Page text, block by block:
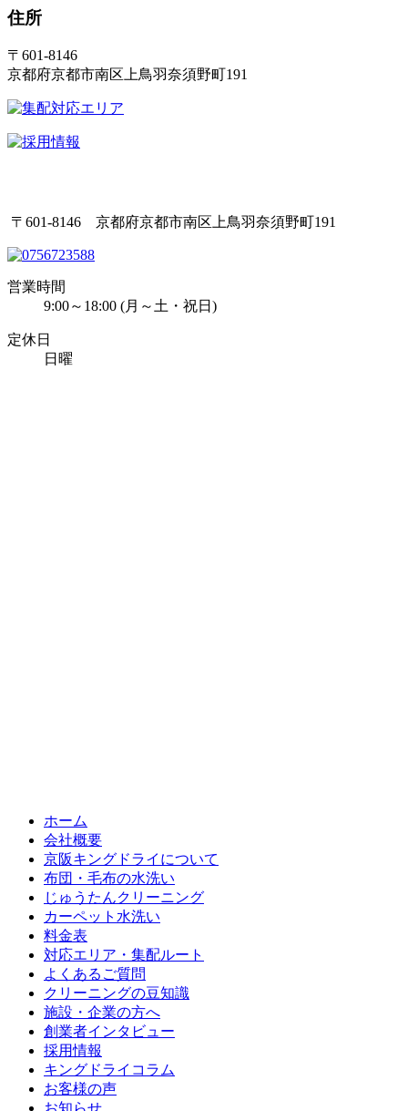
住所
〒601-8146
京都府京都市南区上鳥羽奈須野町191
〒601-8146 京都府京都市南区上鳥羽奈須野町191
営業時間
9:00～18:00 (月～土・祝日)
定休日
日曜
ホーム
会社概要
京阪キングドライについて
布団・毛布の水洗い
じゅうたんクリーニング
カーペット水洗い
料金表
対応エリア・集配ルート
よくあるご質問
クリーニングの豆知識
施設・企業の方へ
創業者インタビュー
採用情報
キングドライコラム
お客様の声
お知らせ